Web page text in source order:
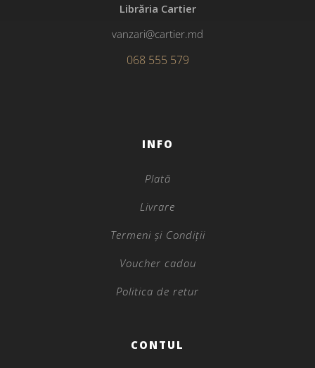
Librăria Cartier
vanzari@cartier.md
068 555 579
INFO
Plată
Livrare
Termeni și Condiții
Voucher cadou
Politica de retur
CONTUL